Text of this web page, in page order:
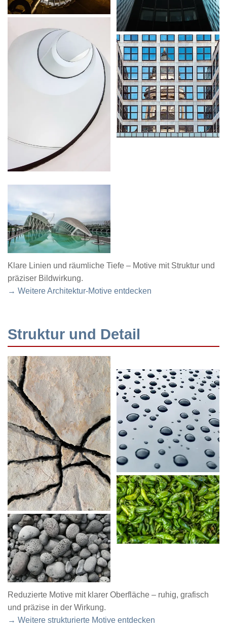
Klare Linien und räumliche Tiefe – Motive mit Struktur und
präziser Bildwirkung.
→ Weitere Architektur-Motive entdecken
Struktur und Detail
Reduzierte Motive mit klarer Oberfläche – ruhig, grafisch
und präzise in der Wirkung.
→ Weitere strukturierte Motive entdecken